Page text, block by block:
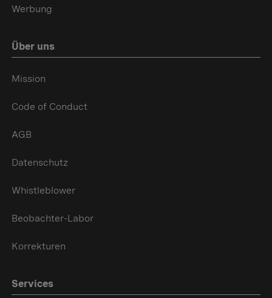
Werbung
Über uns
Mission
Code of Conduct
AGB
Datenschutz
Whistleblower
Beobachter-Labor
Korrekturen
Services